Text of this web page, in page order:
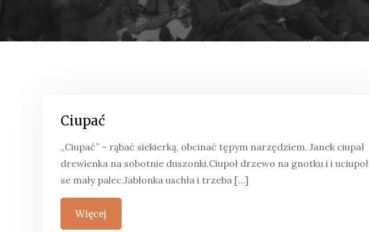
Ciupać
„Ciupać” – rąbać siekierką, obcinać tępym narzędziem. Janek ciupał
drewienka na sobotnie duszonki.Ciupoł drzewo na gnotku i i uciupoł
se mały palec.Jabłonka uschła i trzeba […]
Więcej